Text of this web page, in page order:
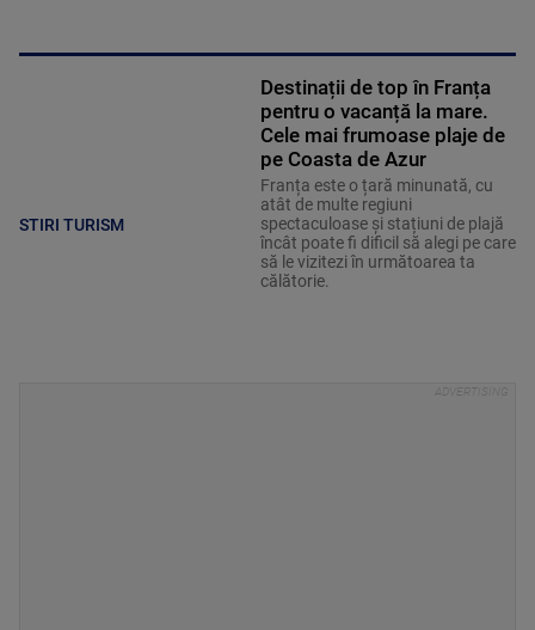
STIRI TURISM
Destinații de top în Franța
pentru o vacanță la mare.
Cele mai frumoase plaje de
pe Coasta de Azur
Franța este o țară minunată, cu
atât de multe regiuni
spectaculoase și stațiuni de plajă
încât poate fi dificil să alegi pe care
să le vizitezi în următoarea ta
călătorie.